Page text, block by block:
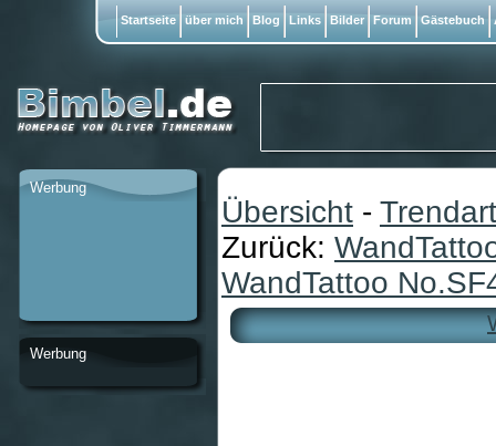
Übersicht -
Zurück:
WandTattoo
Werbung
Werbung
Startseite über mich Blog Links Bilder Forum Gästebuch